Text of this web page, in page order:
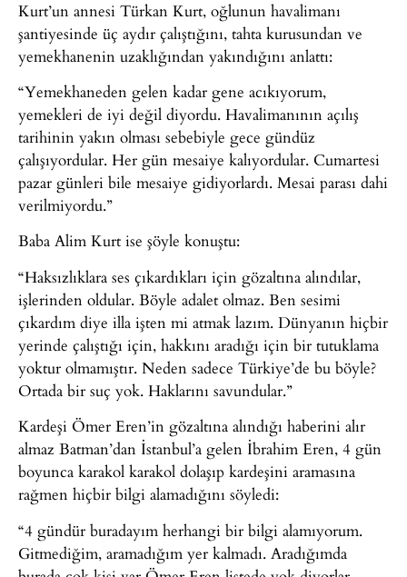
Kurt’un annesi Türkan Kurt, oğlunun havalimanı
şantiyesinde üç aydır çalıştığını, tahta kurusundan ve
yemekhanenin uzaklığından yakındığını anlattı:
“Yemekhaneden gelen kadar gene acıkıyorum,
yemekleri de iyi değil diyordu. Havalimanının açılış
tarihinin yakın olması sebebiyle gece gündüz
çalışıyordular. Her gün mesaiye kalıyordular. Cumartesi
pazar günleri bile mesaiye gidiyorlardı. Mesai parası dahi
verilmiyordu.”
Baba Alim Kurt ise şöyle konuştu:
“Haksızlıklara ses çıkardıkları için gözaltına alındılar,
işlerinden oldular. Böyle adalet olmaz. Ben sesimi
çıkardım diye illa işten mi atmak lazım. Dünyanın hiçbir
yerinde çalıştığı için, hakkını aradığı için bir tutuklama
yoktur olmamıştır. Neden sadece Türkiye’de bu böyle?
Ortada bir suç yok. Haklarını savundular.”
Kardeşi Ömer Eren’in gözaltına alındığı haberini alır
almaz Batman’dan İstanbul’a gelen İbrahim Eren, 4 gün
boyunca karakol karakol dolaşıp kardeşini aramasına
rağmen hiçbir bilgi alamadığını söyledi:
“4 gündür buradayım herhangi bir bilgi alamıyorum.
Gitmediğim, aramadığım yer kalmadı. Aradığımda